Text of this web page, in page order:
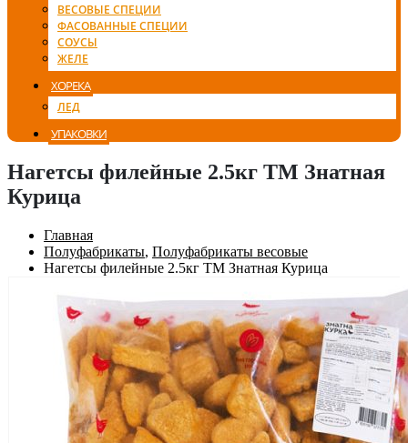
ВЕСОВЫЕ СПЕЦИИ
ФАСОВАННЫЕ СПЕЦИИ
СОУСЫ
ЖЕЛЕ
ХОРЕКА
ЛЕД
УПАКОВКИ
Нагетсы филейные 2.5кг ТМ Знатная
Курица
Главная
Полуфабрикаты, Полуфабрикаты весовые
Нагетсы филейные 2.5кг ТМ Знатная Курица